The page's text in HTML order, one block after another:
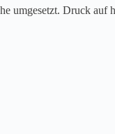
umgesetzt. Druck